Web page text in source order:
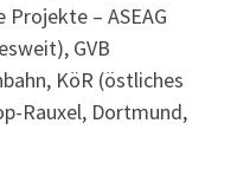
– ASEAG
GVB
KöR (östliches
Rauxel, Dortmund,